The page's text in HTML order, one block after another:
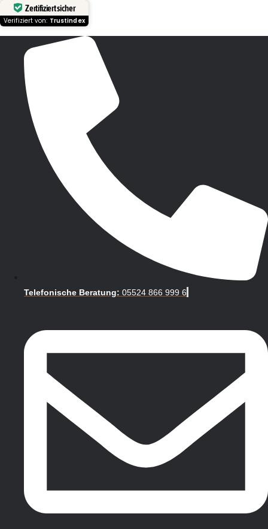
Zertifiziert sicher
Verifiziert von: Trustindex
Telefonische Beratung: 05524 866 999 6